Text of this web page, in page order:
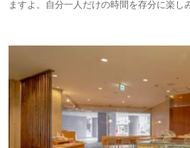
ますよ。自分一人だけの時間を存分に楽し